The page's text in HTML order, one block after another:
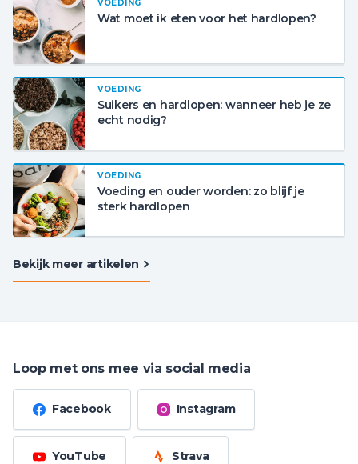
VOEDING
Wat moet ik eten voor het hardlopen?
VOEDING
Suikers en hardlopen: wanneer heb je ze
echt nodig?
VOEDING
Voeding en ouder worden: zo blijf je
sterk hardlopen
Bekijk meer artikelen
Loop met ons mee via social media
Facebook Instagram
YouTube Strava